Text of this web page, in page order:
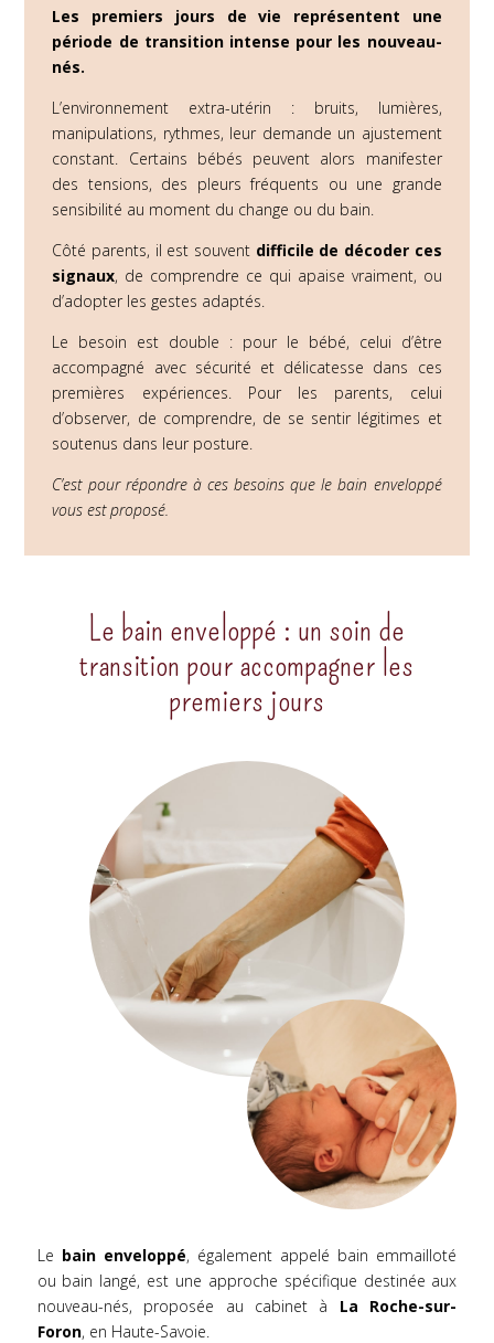
Les premiers jours de vie représentent une
période de transition intense pour les nouveau-
nés.
L’environnement extra-utérin : bruits, lumières,
manipulations, rythmes, leur demande un ajustement
constant. Certains bébés peuvent alors manifester
des tensions, des pleurs fréquents ou une grande
sensibilité au moment du change ou du bain.
Côté parents, il est souvent difficile de décoder ces
signaux, de comprendre ce qui apaise vraiment, ou
d’adopter les gestes adaptés.
Le besoin est double : pour le bébé, celui d’être
accompagné avec sécurité et délicatesse dans ces
premières expériences. Pour les parents, celui
d’observer, de comprendre, de se sentir légitimes et
soutenus dans leur posture.
C’est pour répondre à ces besoins que le bain enveloppé
vous est proposé.
Le bain enveloppé : un soin de
transition pour accompagner les
premiers jours
Le bain enveloppé, également appelé bain emmailloté
ou bain langé, est une approche spécifique destinée aux
nouveau-nés, proposée au cabinet à La Roche-sur-
Foron, en Haute-Savoie.